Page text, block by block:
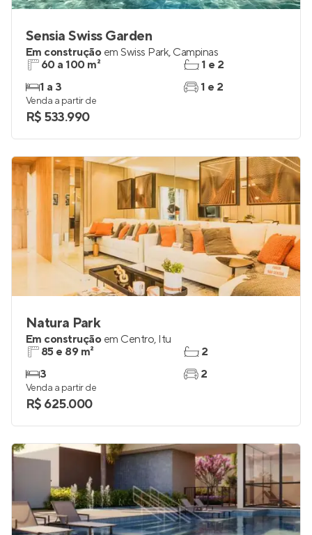
Sensia Swiss Garden
Em construção em Swiss Park, Campinas
60 a 100 m²
1 a 3
1 e 2
1 e 2
Venda a partir de
R$ 533.990
Natura Park
Em construção em Centro, Itu
85 e 89 m²
3
2
2
Venda a partir de
R$ 625.000